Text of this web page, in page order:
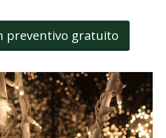
preventivo gratuito